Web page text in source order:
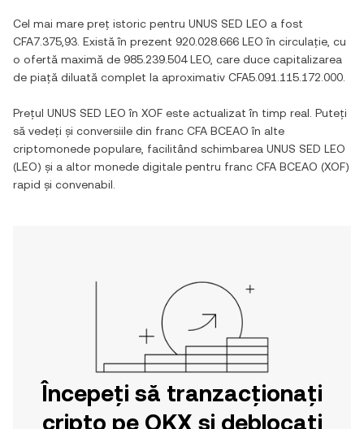
Cel mai mare preț istoric pentru UNUS SED LEO a fost
CFA7.375,93 . Există în prezent 920.028.666 LEO în circulație, cu
o ofertă maximă de 985.239.504 LEO , care duce capitalizarea
de piață diluată complet la aproximativ CFA5.091.115.172.000
Prețul UNUS SED LEO în XOF este actualizat în timp real. Puteți
să vedeți și conversiile din franc CFA BCEAO în alte
criptomonede populare, facilitând schimbarea UNUS SED LEO
(LEO) și a altor monede digitale pentru franc CFA BCEAO (XOF)
rapid și convenabil.
Începeți să tranzacționați
cripto pe OKX și deblocați